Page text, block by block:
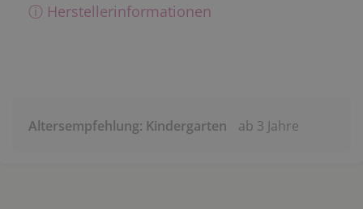
ⓘ Herstellerinformationen
Altersempfehlung: Kindergarten ab 3 Jahre